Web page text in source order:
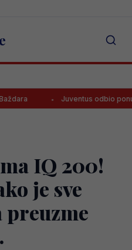
Juventus odbio ponudu za
IQ 200!
je sve